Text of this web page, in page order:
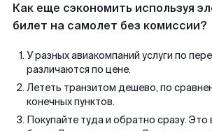
Как еще сэкономить используя
билет на самолет без комиссии?
У разных авиакомпаний услуги по
различаются по цене.
Лететь транзитом дешево, по
конечных пунктов.
Покупайте туда и обратно сразу. Это